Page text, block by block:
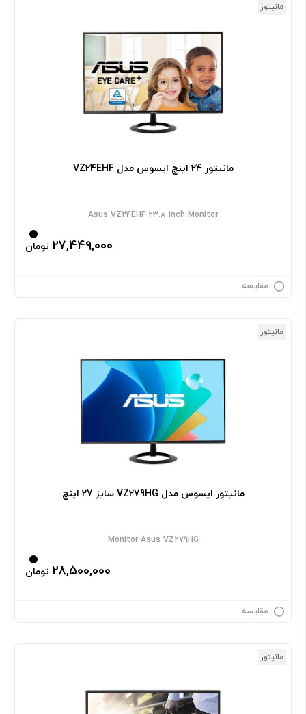
مانیتور
مانیتور 24 اینچ ایسوس مدل VZ24EHF
Asus VZ24EHF 23.8 Inch Monitor
27,449,000 تومان
مقایسه
مانیتور
مانیتور ایسوس مدل VZ279HG سایز 27 اینچ
Monitor Asus VZ279HG
28,500,000 تومان
مقایسه
مانیتور